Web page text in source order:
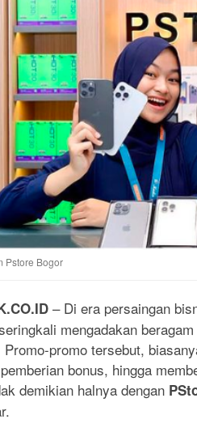
Pstore Bogor
– Di era persaingan
mengadakan
Promo-promo tersebut,
bonus, hingga
demikian halnya dengan